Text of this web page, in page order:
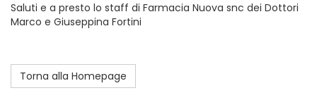
Saluti e a presto lo staff di Farmacia Nuova snc dei Dottori
Marco e Giuseppina Fortini
Torna alla Homepage